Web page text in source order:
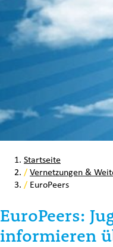
Startseite
/Vernetzungen &
/ EuroPeers
EuroPeers:
informieren